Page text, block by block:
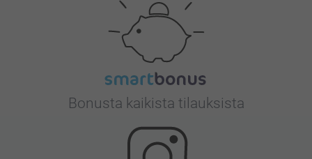
Bonusta kaikista tilauksista